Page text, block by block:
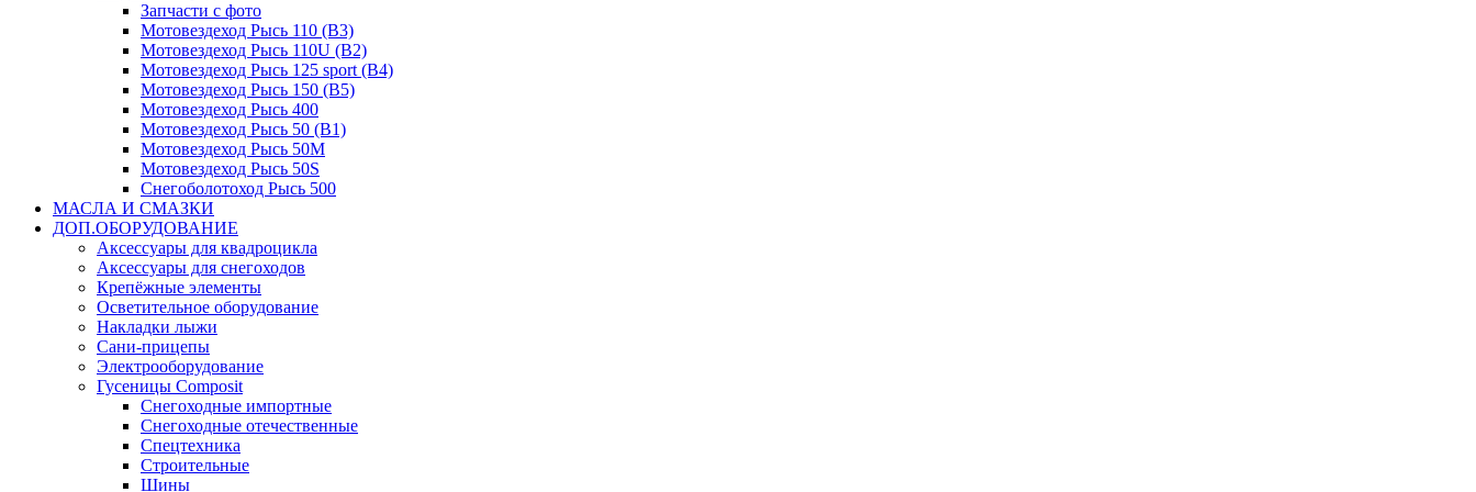
Запчасти с фото
Мотовездеход Рысь 110 (B3)
Мотовездеход Рысь 110U (B2)
Мотовездеход Рысь 125 sport (B4)
Мотовездеход Рысь 150 (B5)
Мотовездеход Рысь 400
Мотовездеход Рысь 50 (B1)
Мотовездеход Рысь 50M
Мотовездеход Рысь 50S
Снегоболотоход Рысь 500
МАСЛА И СМАЗКИ
ДОП.ОБОРУДОВАНИЕ
Аксессуары для квадроцикла
Аксессуары для снегоходов
Крепёжные элементы
Осветительное оборудование
Накладки лыжи
Сани-прицепы
Электрооборудование
Гусеницы Composit
Снегоходные импортные
Снегоходные отечественные
Спецтехника
Строительные
Шины